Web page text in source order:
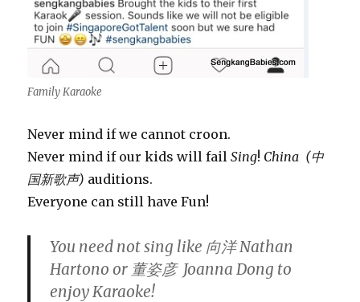
Family Karaoke
Never mind if we cannot croon.
Never mind if our kids will failSing! China (中
国新歌声) auditions.
Everyone can still have Fun!
You need not sing like 向洋 Nathan
Hartono or 董姿彦 Joanna Dong to
enjoy Karaoke!